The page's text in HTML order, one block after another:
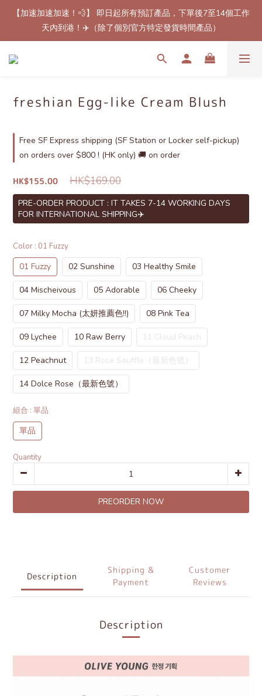
【最新免郵優惠！🚚】滿$800（折扣後總額）包順豐站或櫃自取
郵費！（只限香港地區）
【加速加速加速！💨】 即日起所有預訂產品，下單後7至14個工作
天內到港！✈️（除了個別官方特定發貨時間產品）
【最新免郵優惠！🚚】滿$800（折扣後總額）包順豐站或櫃自取
freshian Egg-like Cream Blush
Free SF Express shipping (SF Station or Locker self-pickup)
on orders over $800 ! (HK only) 🚚 on order
HK$169.00
HK$155.00
PRE-ORDER PRODUCT : IT TAKES 7-14 WORKING DAYS
FOR INTERNATIONAL SHIPPING✈️
Color : 01 Fuzzy
01 Fuzzy 02 Sunshine 03 Healthy Smile
04 Mischeivous 05 Adorable 06 Cheeky
07 Milky Mocha (太妍推薦色!!) 08 Pink Tea
09 Lychee 10 Raw Berry 11 Cloud Peach
12 Peachnut 13 Rose Souffle（最新色號）
14 Dolce Rose（最新色號）
組合 : 單品
單品
Quantity
PREORDER NOW
Description
Shipping &
Payment
Customer
Reviews
Description